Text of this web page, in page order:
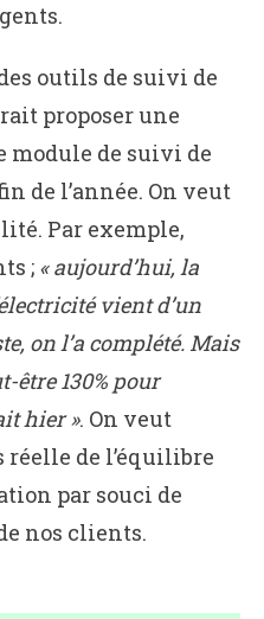
outils de suivi de
proposer une
module de suivi de
de l’année. On veut
Par exemple,
; « aujourd’hui, la
vient d’un
on l’a complété. Mais
être 130% pour
hier ». On veut
de l’équilibre
par souci de
nos clients.